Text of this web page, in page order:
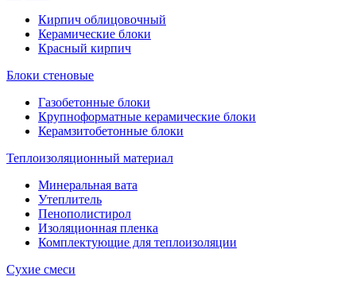
Кирпич облицовочный
Керамические блоки
Красный кирпич
Блоки стеновые
Газобетонные блоки
Крупноформатные керамические блоки
Керамзитобетонные блоки
Теплоизоляционный материал
Минеральная вата
Утеплитель
Пенополистирол
Изоляционная пленка
Комплектующие для теплоизоляции
Сухие смеси